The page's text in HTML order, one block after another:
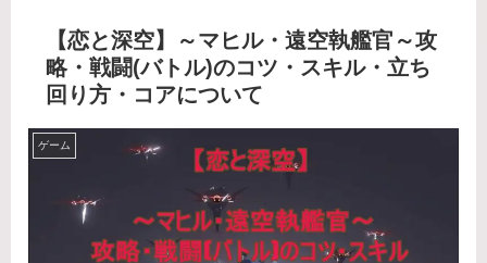
【恋と深空】～マヒル・遠空執艦官～攻
略・戦闘(バトル)のコツ・スキル・立ち
回り方・コアについて
ゲーム